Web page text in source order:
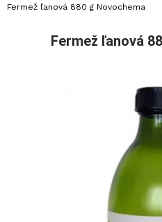
Fermež ľanová 880 g Novochema
Fermež ľanová